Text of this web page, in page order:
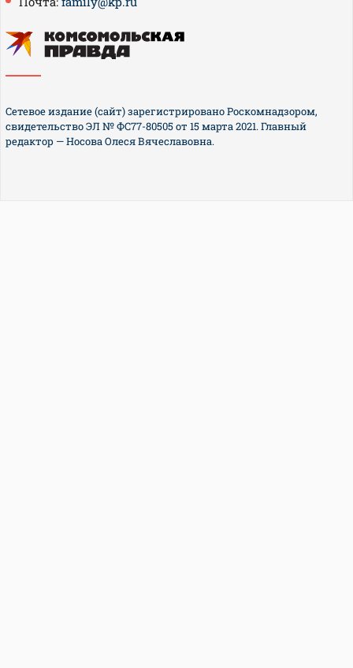
Сетевое издание (сайт) зарегистрировано Роскомнадзором,
свидетельство ЭЛ № ФС77-80505 от 15 марта 2021. Главный
редактор — Носова Олеся Вячеславовна.